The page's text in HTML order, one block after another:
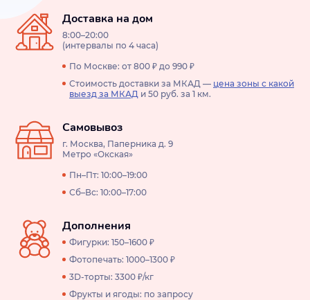
Доставка на дом
8:00–20:00
(интервалы по 4 часа)
По Москве: от 800 ₽ до 990 ₽
Стоимость доставки за МКАД — цена зоны с какой
выезд за МКАД и 50 руб. за 1 км.
Самовывоз
г. Москва, Паперника д. 9
Метро «Окская»
Пн–Пт: 10:00–19:00
Сб–Вс: 10:00–17:00
Дополнения
Фигурки: 150–1600 ₽
Фотопечать: 1000–1300 ₽
3D-торты: 3300 ₽/кг
Фрукты и ягоды: по запросу